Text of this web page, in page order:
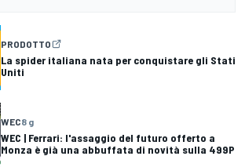
PRODOTTO
La spider italiana nata per conquistare gli Stati
Uniti
WEC8 g
WEC | Ferrari: l'assaggio del futuro offerto a
Monza è già una abbuffata di novità sulla 499P